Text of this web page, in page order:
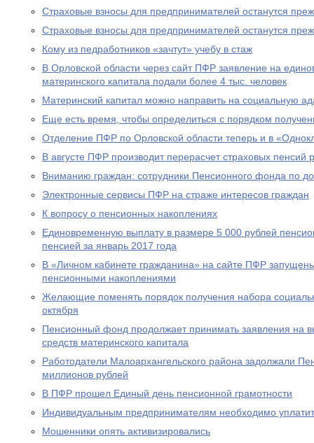
Страховые взносы для предпринимателей останутся
Страховые взносы для предпринимателей останутся
Кому из педработников «зачтут» учебу в стаж
В Орловской области через сайт ПФР заявление на
материнского капитала подали более 4 тыс. человек
Материнский капитал можно направить на социальную
Еще есть время, чтобы определиться с порядком
Отделение ПФР по Орловской области теперь и в
В августе ПФР производит перерасчет страховых
Вниманию граждан: сотрудники Пенсионного фонда по
Электронные сервисы ПФР на страже интересов граждан
К вопросу о пенсионных накоплениях
Единовременную выплату в размере 5 000 рублей
пенсией за январь 2017 года
В «Личном кабинете гражданина» на сайте ПФР
пенсионными накоплениями
Желающие поменять порядок получения набора
октября
Пенсионный фонд продолжает принимать заявления на
средств материнского капитала
Работодатели Малоархангельского района задолжали
миллионов рублей
В ПФР прошел Единый день пенсионной грамотности
Индивидуальным предпринимателям необходимо
Мошенники опять активизировались